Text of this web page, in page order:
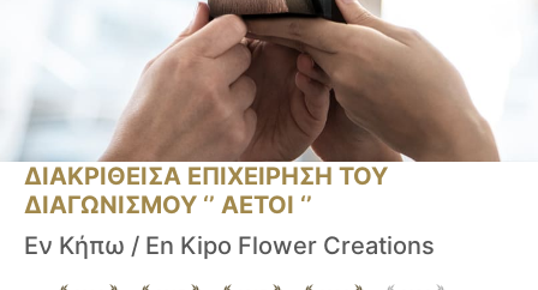
ΔΙΑΚΡΙΘΕΙΣΑ ΕΠΙΧΕΙΡΗΣΗ ΤΟΥ
ΔΙΑΓΩΝΙΣΜΟΥ ‘’ ΑΕΤΟΙ ‘’
Εν Κήπω / En Kipo Flower Creations